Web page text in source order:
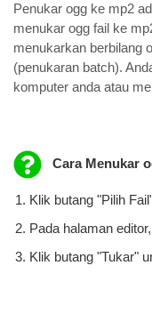
Penukar ogg ke mp2
menukar ogg fail ke
menukarkan berbilang
(penukaran batch).
komputer anda atau
Cara Menukar
Klik butang "Pilih
Pada halaman
Klik butang "Tukar"